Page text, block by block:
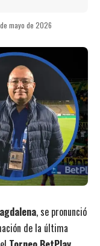
mayo de 2026
, se pronunció
de la última